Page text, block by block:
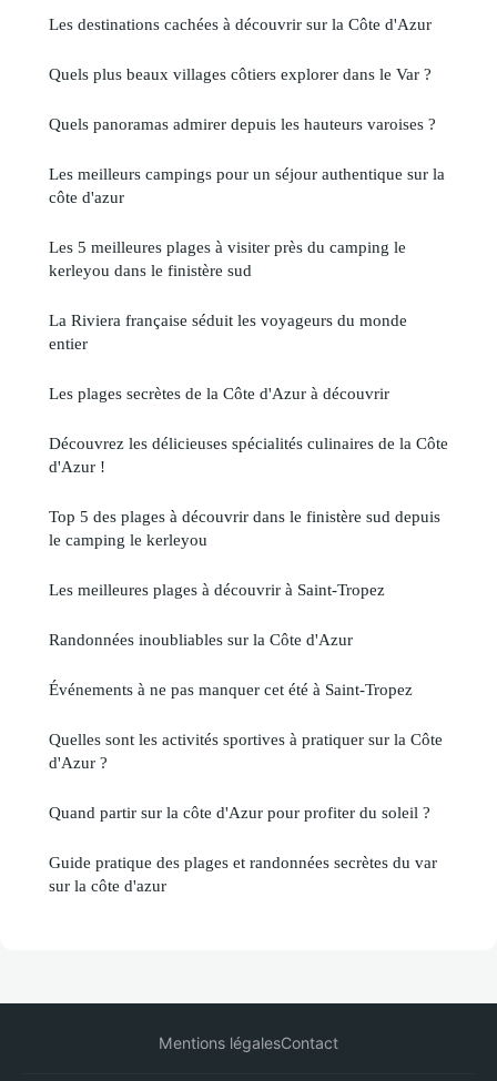
Les destinations cachées à découvrir sur la Côte d'Azur
Quels plus beaux villages côtiers explorer dans le Var ?
Quels panoramas admirer depuis les hauteurs varoises ?
Les meilleurs campings pour un séjour authentique sur la
côte d'azur
Les 5 meilleures plages à visiter près du camping le
kerleyou dans le finistère sud
La Riviera française séduit les voyageurs du monde
entier
Les plages secrètes de la Côte d'Azur à découvrir
Découvrez les délicieuses spécialités culinaires de la Côte
d'Azur !
Top 5 des plages à découvrir dans le finistère sud depuis
le camping le kerleyou
Les meilleures plages à découvrir à Saint-Tropez
Randonnées inoubliables sur la Côte d'Azur
Événements à ne pas manquer cet été à Saint-Tropez
Quelles sont les activités sportives à pratiquer sur la Côte
d'Azur ?
Quand partir sur la côte d'Azur pour profiter du soleil ?
Guide pratique des plages et randonnées secrètes du var
sur la côte d'azur
Mentions légalesContact